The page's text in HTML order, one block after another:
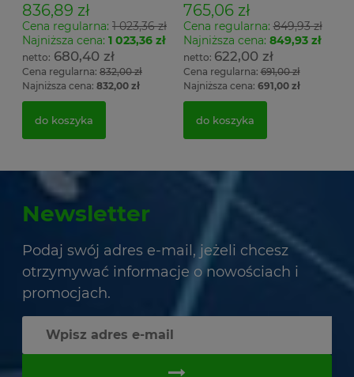
836,89 zł
Cena regularna: 1 023,36 zł
Najniższa cena: 1 023,36 zł
680,40 zł
Cena regularna: 832,00 zł
Najniższa cena: 832,00 zł
do koszyka
765,06 zł
Cena regularna:849,93 zł
Najniższa cena: 849,93 zł
622,00 zł
Cena regularna:691,00 zł
Najniższa cena: 691,00 zł
do koszyka
Newsletter
Podaj swój adres e-mail, jeżeli chcesz
otrzymywać informacje o nowościach i
promocjach.